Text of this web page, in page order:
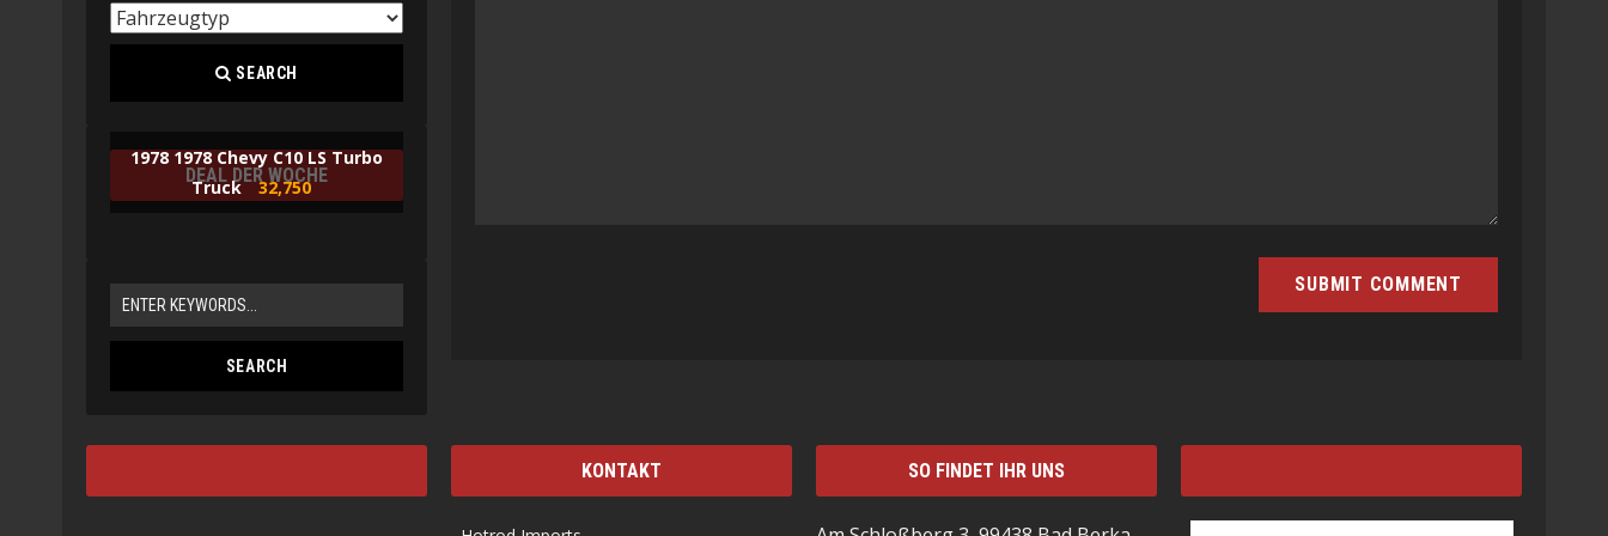
SEARCH
DEAL DER WOCHE
1978 1978 Chevy C10 LS Turbo
Truck 32,750
KONTAKT SO FINDET IHR UNS